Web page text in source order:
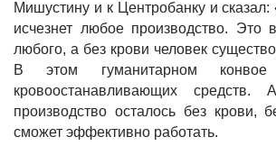
Мишустину и к Центробанку и
исчезнет любое производство. Это
любого, а без крови человек
В этом гуманитарном
кровоостанавливающих
производство осталось без крови,
сможет эффективно работать.